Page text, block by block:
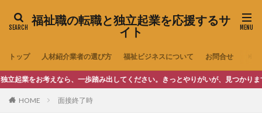
福祉職の転職と独立起業を応援するサ
イト
トップ 人材紹介業者の選び方 福祉ビジネスについて お問合せ
をお考えなら、一歩踏み出してください。きっとやりがいが、見つかります。
HOME 面接終了時